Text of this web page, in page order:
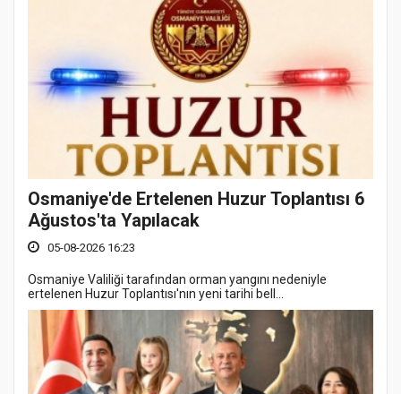
Osmaniye'de Ertelenen Huzur Toplantısı 6
Ağustos'ta Yapılacak
05-08-2026 16:23
Osmaniye Valiliği tarafından orman yangını nedeniyle
ertelenen Huzur Toplantısı'nın yeni tarihi bell...